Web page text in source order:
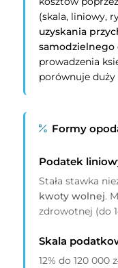
(skala, liniowy,
uzyskania
samodzielnego
prowadzenia
porównuje duży
Formy
Podatek
Stała stawka
kwoty wolnej.
zdrowotnej (do
Skala
12% do 120 000